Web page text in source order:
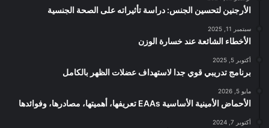
الأرجنين لتحسين الجنس: دراسة تأثيراته على الصحة الجنسية
سبتمبر 11, 2025
الأخطاء الشائعة عند خسارة الوزن
أكتوبر 5, 2025
برنامج تدريبي قوي جدا لاستهداف عضلات الظهر بالكامل
مايو 5, 2026
الأحماض الأمينية الأساسية EAAs تعريفها، أهميتها، مصادرها، وفوائدها
أكتوبر 7, 2024